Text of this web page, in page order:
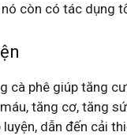
còn có tác dụng
cà phê giúp tăng
tăng cơ, tăng
dẫn đến cải